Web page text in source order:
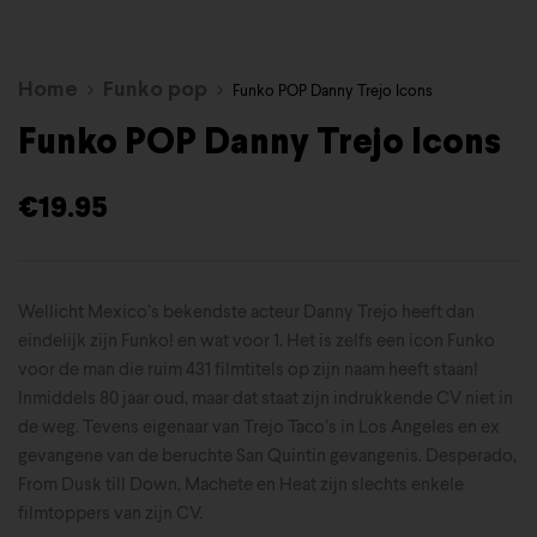
Home Funko pop Funko POP Danny Trejo Icons
Funko POP Danny Trejo Icons
€19.95
Wellicht Mexico’s bekendste acteur Danny Trejo heeft dan
eindelijk zijn Funko! en wat voor 1. Het is zelfs een icon Funko
voor de man die ruim 431 filmtitels op zijn naam heeft staan!
Inmiddels 80 jaar oud, maar dat staat zijn indrukkende CV niet in
de weg. Tevens eigenaar van Trejo Taco’s in Los Angeles en ex
gevangene van de beruchte San Quintin gevangenis. Desperado,
From Dusk till Down, Machete en Heat zijn slechts enkele
filmtoppers van zijn CV.